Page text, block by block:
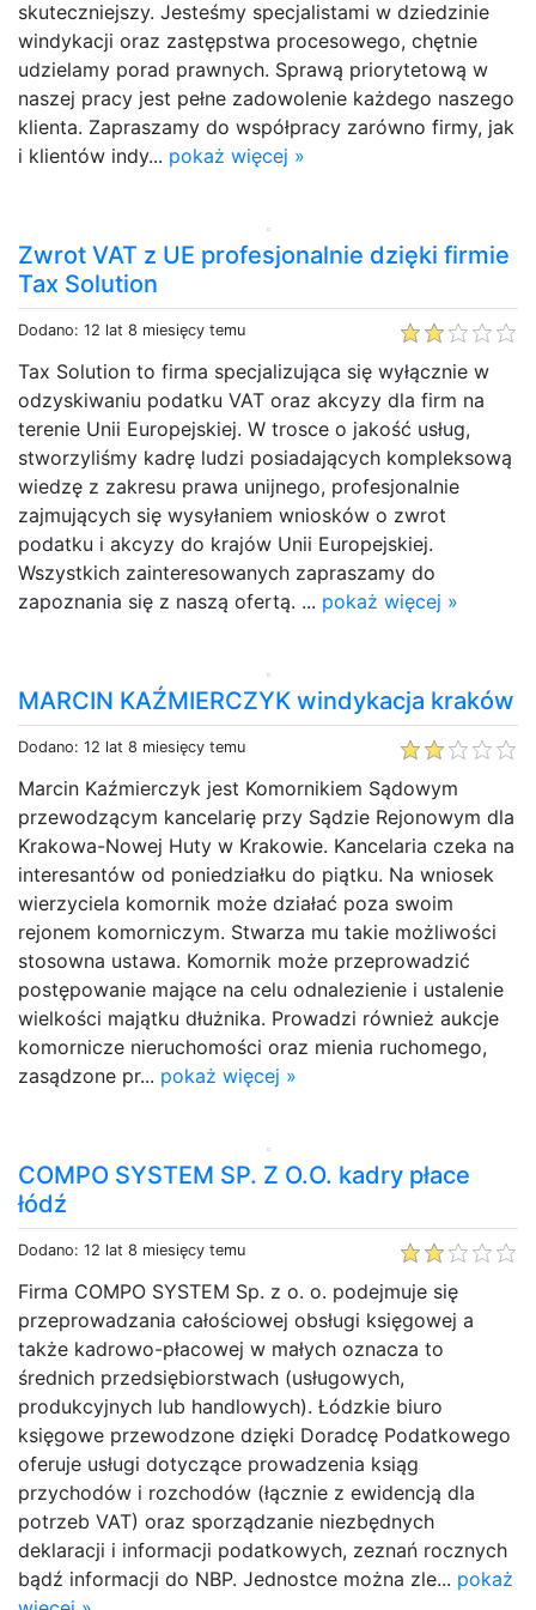
skuteczniejszy. Jesteśmy specjalistami w dziedzinie
windykacji oraz zastępstwa procesowego, chętnie
udzielamy porad prawnych. Sprawą priorytetową w
naszej pracy jest pełne zadowolenie każdego naszego
klienta. Zapraszamy do współpracy zarówno firmy, jak
i klientów indy... pokaż więcej »
Zwrot VAT z UE profesjonalnie dzięki firmie
Tax Solution
Dodano: 12 lat 8 miesięcy temu
Tax Solution to firma specjalizująca się wyłącznie w
odzyskiwaniu podatku VAT oraz akcyzy dla firm na
terenie Unii Europejskiej. W trosce o jakość usług,
stworzyliśmy kadrę ludzi posiadających kompleksową
wiedzę z zakresu prawa unijnego, profesjonalnie
zajmujących się wysyłaniem wniosków o zwrot
podatku i akcyzy do krajów Unii Europejskiej.
Wszystkich zainteresowanych zapraszamy do
zapoznania się z naszą ofertą. ... pokaż więcej »
MARCIN KAŹMIERCZYK windykacja kraków
Dodano: 12 lat 8 miesięcy temu
Marcin Kaźmierczyk jest Komornikiem Sądowym
przewodzącym kancelarię przy Sądzie Rejonowym dla
Krakowa-Nowej Huty w Krakowie. Kancelaria czeka na
interesantów od poniedziałku do piątku. Na wniosek
wierzyciela komornik może działać poza swoim
rejonem komorniczym. Stwarza mu takie możliwości
stosowna ustawa. Komornik może przeprowadzić
postępowanie mające na celu odnalezienie i ustalenie
wielkości majątku dłużnika. Prowadzi również aukcje
komornicze nieruchomości oraz mienia ruchomego,
zasądzone pr... pokaż więcej »
COMPO SYSTEM SP. Z O.O. kadry płace
łódź
Dodano: 12 lat 8 miesięcy temu
Firma COMPO SYSTEM Sp. z o. o. podejmuje się
przeprowadzania całościowej obsługi księgowej a
także kadrowo-płacowej w małych oznacza to
średnich przedsiębiorstwach (usługowych,
produkcyjnych lub handlowych). Łódzkie biuro
księgowe przewodzone dzięki Doradcę Podatkowego
oferuje usługi dotyczące prowadzenia ksiąg
przychodów i rozchodów (łącznie z ewidencją dla
potrzeb VAT) oraz sporządzanie niezbędnych
deklaracji i informacji podatkowych, zeznań rocznych
bądź informacji do NBP. Jednostce można zle... pokaż